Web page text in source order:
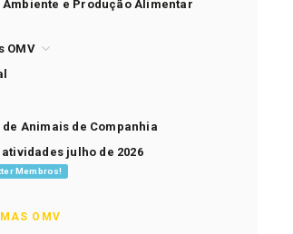
Ambiente e Produção Alimentar
OMV
Animais de Companhia
atividades julho de 2026
Membros!
OMV